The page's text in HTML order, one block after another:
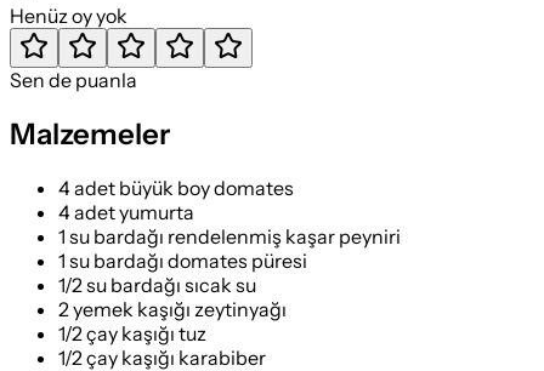
Henüz oy yok
Sen de puanla
Malzemeler
4 adet büyük boy domates
4 adet yumurta
1 su bardağı rendelenmiş kaşar peyniri
1 su bardağı domates püresi
1/2 su bardağı sıcak su
2 yemek kaşığı zeytinyağı
1/2 çay kaşığı tuz
1/2 çay kaşığı karabiber